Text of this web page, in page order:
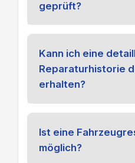
geprüft?
Kann ich eine
Reparaturhistorie
erhalten?
Ist eine
möglich?